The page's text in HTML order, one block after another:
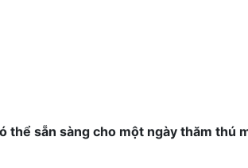
sẵn sàng cho một ngày thăm thú